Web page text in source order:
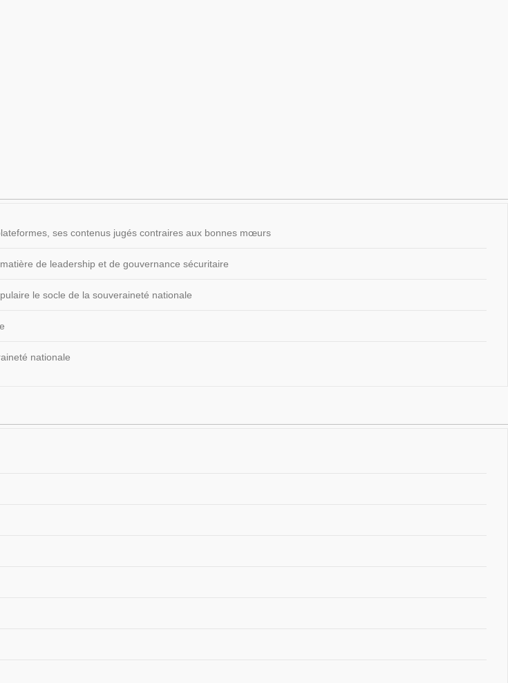
ses contenus jugés contraires aux bonnes mœurs
de leadership et de gouvernance sécuritaire
le socle de la souveraineté nationale
nationale